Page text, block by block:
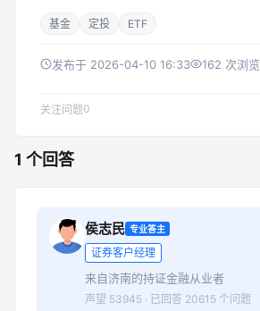
基金 定投 ETF
发布于 2026-04-10 16:33 162 次浏览
关注问题0
1 个回答
侯志民 专业答主
证券客户经理
来自济南的持证金融从业者
声望 53945 · 已回答 20615 个问题